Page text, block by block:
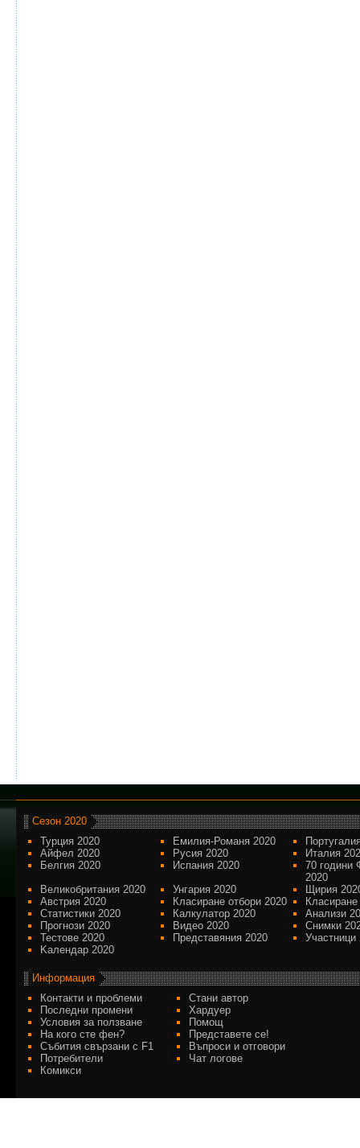
Сезон 2020
Турция 2020
Емилия-Романя 2020
Айфел 2020
Русия 2020
Италия
Белгия 2020
Испания 2020
70 години
2020
Великобритания 2020
Унгария 2020
Щирия
Австрия 2020
Класиране отбори 2020
Статистики 2020
Калкулатор 2020
Анализи
Прогнози 2020
Видео 2020
Снимки
Тестове 2020
Представяния 2020
Участници
Kалендар 2020
Информация
Контакти и проблеми
Стани автор
Последни промени
Хардуер
Условия за ползване
Помощ
На кого сте фен?
Представете се!
Събития свързани с F1
Въпроси и отговори
Потребители
Чат логове
Комикси